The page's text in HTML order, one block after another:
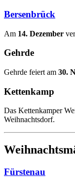
Bersenbrück
Am 14. Dezember
Gehrde
Gehrde feiert am 30.
Kettenkamp
Das Kettenkamper
Weihnachtsdorf.
Fürstenau